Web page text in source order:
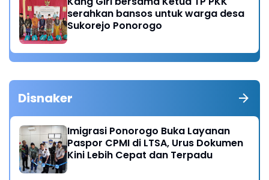
serahkan bansos untuk warga desa
Sukorejo Ponorogo
Disnaker
Imigrasi Ponorogo Buka Layanan
Paspor CPMI di LTSA, Urus Dokumen
Kini Lebih Cepat dan Terpadu